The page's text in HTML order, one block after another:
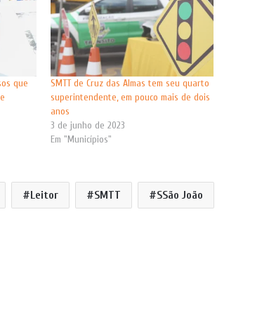
que
SMTT de Cruz das Almas tem seu quarto
superintendente, em pouco mais de dois
anos
3 de junho de 2023
Em "Municípios"
Leitor SMTT SSão João